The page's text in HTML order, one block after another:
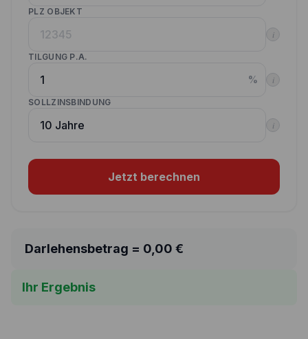
PLZ OBJEKT
i
TILGUNG P.A.
% i
SOLLZINSBINDUNG
i
Jetzt berechnen
Darlehensbetrag = 0,00 €
Ihr Ergebnis